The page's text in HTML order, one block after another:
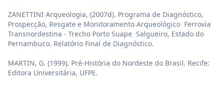
ZANETTINI Arqueologia, (2007d). Programa de Diagnóstico,
Prospecção, Resgate e Monitoramento Arqueológico  Ferrovia
Transnordestina - Trecho Porto Suape  Salgueiro, Estado do
Pernambuco. Relatório Final de Diagnóstico.
MARTIN, G. (1999). Pré-História do Nordeste do Brasil. Recife:
Editora Universitária, UFPE.